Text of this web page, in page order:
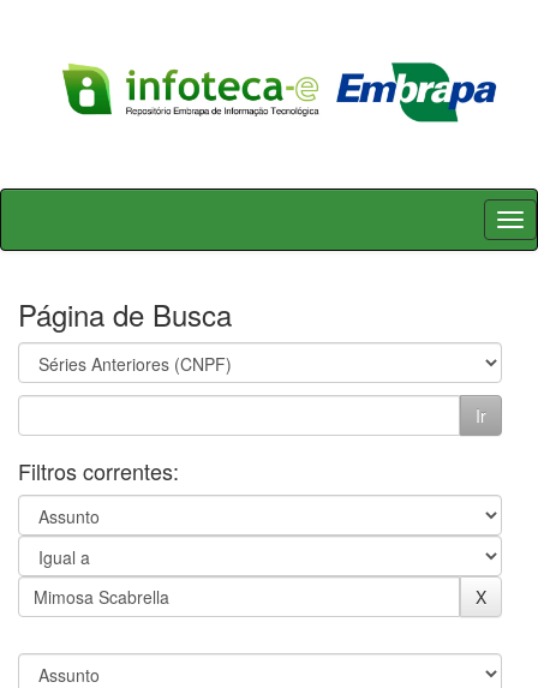
Skip
Página de Busca
Filtros correntes: